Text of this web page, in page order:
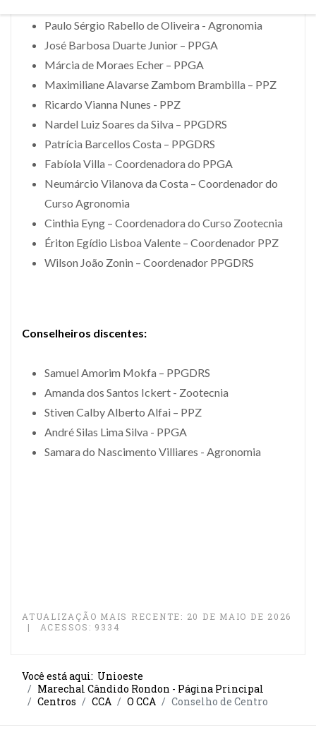
Paulo Sérgio Rabello de Oliveira - Agronomia
José Barbosa Duarte Junior – PPGA
Márcia de Moraes Echer – PPGA
Maximiliane Alavarse Zambom Brambilla – PPZ
Ricardo Vianna Nunes - PPZ
Nardel Luiz Soares da Silva – PPGDRS
Patrícia Barcellos Costa – PPGDRS
Fabíola Villa – Coordenadora do PPGA
Neumárcio Vilanova da Costa – Coordenador do
Curso Agronomia
Cinthia Eyng – Coordenadora do Curso Zootecnia
Ériton Egídio Lisboa Valente – Coordenador PPZ
Wilson João Zonin – Coordenador PPGDRS
Conselheiros discentes:
Samuel Amorim Mokfa – PPGDRS
Amanda dos Santos Ickert - Zootecnia
Stiven Calby Alberto Alfai – PPZ
André Silas Lima Silva - PPGA
Samara do Nascimento Villiares - Agronomia
ATUALIZAÇÃO MAIS RECENTE: 20 DE MAIO DE 2026
ACESSOS: 9334
Você está aqui: Unioeste
Marechal Cândido Rondon - Página Principal
Centros
CCA O CCA Conselho de Centro